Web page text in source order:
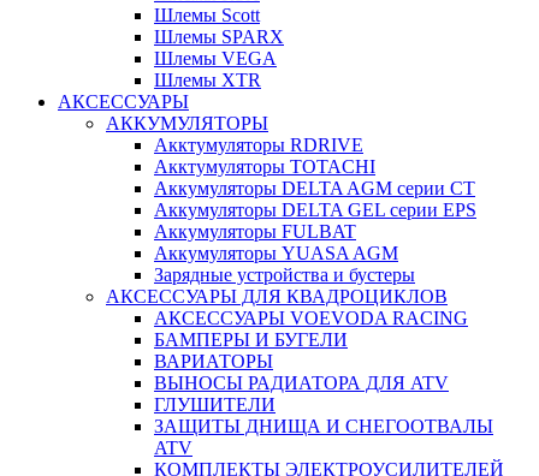
Шлемы Scott
Шлемы SPARX
Шлемы VEGA
Шлемы XTR
АКСЕССУАРЫ
АККУМУЛЯТОРЫ
Акктумуляторы RDRIVE
Акктумуляторы TOTACHI
Аккумуляторы DELTA AGM серии CT
Аккумуляторы DELTA GEL серии EPS
Аккумуляторы FULBAT
Аккумуляторы YUASA AGM
Зарядные устройства и бустеры
АКСЕССУАРЫ ДЛЯ КВАДРОЦИКЛОВ
АКСЕССУАРЫ VOEVODA RACING
БАМПЕРЫ И БУГЕЛИ
ВАРИАТОРЫ
ВЫНОСЫ РАДИАТОРА ДЛЯ ATV
ГЛУШИТЕЛИ
ЗАЩИТЫ ДНИЩА И СНЕГООТВАЛЫ
ATV
КОМПЛЕКТЫ ЭЛЕКТРОУСИЛИТЕЛЕЙ